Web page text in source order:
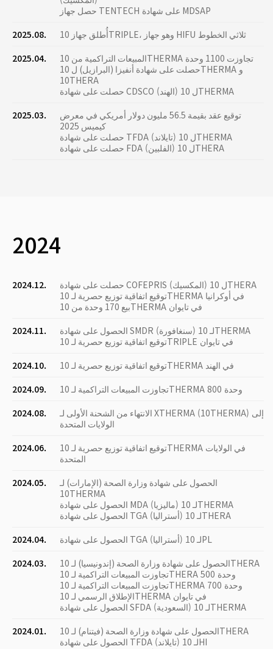
حصل جهاز TENTECH على شهادة MDSAP
2025.08.
أُطلق جهاز 10TRIPLE، وهو جهاز HIFU ثلاثي الخطوط
2025.04.
المبيعات التراكمية من 10THERMA تجاوزت 1100 وحدة
حصلت على شهادة أنفيزا (البرازيل) ل 10THERMA و
10THERA
حصلت على شهادة CDSCO (الهند) ل 10THERMA
2025.03.
توقيع عقد بقيمة 56.5 مليون دولار أمريكي في معرض
كيميس 2025
حصلت على شهادة TFDA (تايلاند) ل 10THERMA
حصلت على شهادة FDA (الفلبين) ل 10THERA
2024
2024.12.
حصلت على شهادة COFEPRIS (المكسيك) ل 10THERA
توقيع اتفاقية توزيع حصرية لـ 10THERMA في أوكرانيا
بيع 170 وحدة من 10THERMA في تايوان
2024.11.
الحصول على شهادة SMDR (سنغافورة) لـ 10THERMA
توقيع اتفاقية توزيع حصرية لـ 10TRIPLE في تايوان
2024.10.
توقيع اتفاقية توزيع حصرية لـ 10THERMA في الهند
2024.09.
تجاوزت المبيعات التراكمية لـ 10THERMA 800 وحدة
2024.08.
الانتهاء من الشحنة الأولى لـ XTHERMA (10THERMA) إلى
الولايات المتحدة
2024.06.
توقيع اتفاقية توزيع حصرية لـ 10THERMA في الولايات
المتحدة
2024.05.
الحصول على شهادة وزارة الصحة (الإمارات) لـ
10THERMA
الحصول على شهادة MDA (ماليزيا) لـ 10THERMA
الحصول على شهادة TGA (أستراليا) لـ 10THERA
2024.04.
الحصول على شهادة TGA (أستراليا) لـ 10PL
2024.03.
الحصول على شهادة وزارة الصحة (إندونيسيا) لـ 10THERA
تجاوزت المبيعات التراكمية لـ 10THERA 500 وحدة
تجاوزت المبيعات التراكمية لـ 10THERMA 700 وحدة
الإطلاق الرسمي لـ 10THERMA في تايوان
الحصول على شهادة SFDA (السعودية) لـ 10THERMA
2024.01.
الحصول على شهادة وزارة الصحة (فيتنام) لـ 10THERA
الحصول على شهادة TFDA (تايلاند) لـ 10HI